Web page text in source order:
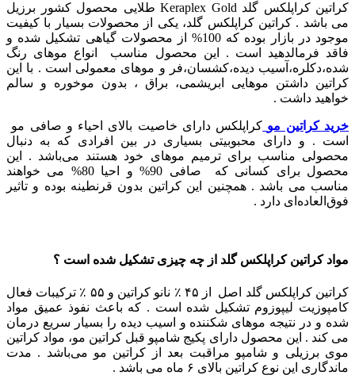
کراتین کراپلکس گلد Keraplex Gold طلایی محصول کشور برزیل
می باشد .کراتین کراپلکس گلد، یکی از محصولات بسیار با کیفیت
موجود در بازار بوده که 100% از محصولات گیاهی تشکیل شده و
فاقد فرمالدهید است .
این محصول مناسب انواع موهای رنگ
شده،دکلره،آسیب دیده،کشسان،فر و موهای معمولی است . با این
کراتین داشتن موهایی ابریشمی، براق ، بدون موخوره و سالم
خواهید داشت .
خرید کراتین مو کراپلکس دارای خاصیت بالای احیاء و صافی مو
است . و دارای محبوبیتی بسیاری در بین افرادی که به دنبال
محصولی مناسب برای ترمیم موهای خود هستند می‌باشد .
این
محصول برای کسانی که صافی 90% و احیا 80% می خواهند
مناسب می باشد . همچنین این کراتین بدون قرنطینه بوده و تاثیر
فوق‌العاده‌ای دارد .
مواد کراتین کراپلکس گلد از چه چیزی تشکیل شده است ؟
کراتین کراپلکس گلد اصل از ۴۵ ٪ نانو کراتین و ۵۵ ٪ ترکیبات فعال
کامپوزیت لیپوزوم تشکیل شده است . که باعث نفوذ عمیق مواد
شده و در نتیجه موهای شکننده و اسیب دیده را بسیار سریع درمان
می کند . این محصول دارای پکیج شامپو قبل کراتین مو، مواد کراتین
موی برزیلی و شامپو مراقبت بعد از کراتین مو می‌باشد . مدت
ماندگاری این نوع کراتین بالای ۶ ماه می باشد .